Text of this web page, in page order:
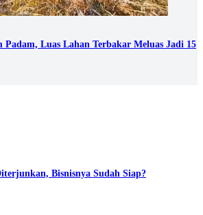
Luas Lahan Terbakar Meluas Jadi 15
Bisnisnya Sudah Siap?